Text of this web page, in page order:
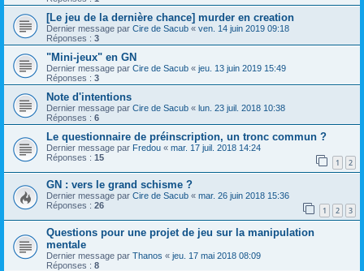
[Le jeu de la dernière chance] murder en creation
Dernier message par Cire de Sacub « ven. 14 juin 2019 09:18
Réponses : 3
"Mini-jeux" en GN
Dernier message par Cire de Sacub « jeu. 13 juin 2019 15:49
Réponses : 3
Note d'intentions
Dernier message par Cire de Sacub « lun. 23 juil. 2018 10:38
Réponses : 6
Le questionnaire de préinscription, un tronc commun ?
Dernier message par Fredou « mar. 17 juil. 2018 14:24
Réponses : 15 1 2
GN : vers le grand schisme ?
Dernier message par Cire de Sacub « mar. 26 juin 2018 15:36
Réponses : 26 1 2 3
Questions pour une projet de jeu sur la manipulation
mentale
Dernier message par Thanos « jeu. 17 mai 2018 08:09
Réponses : 8